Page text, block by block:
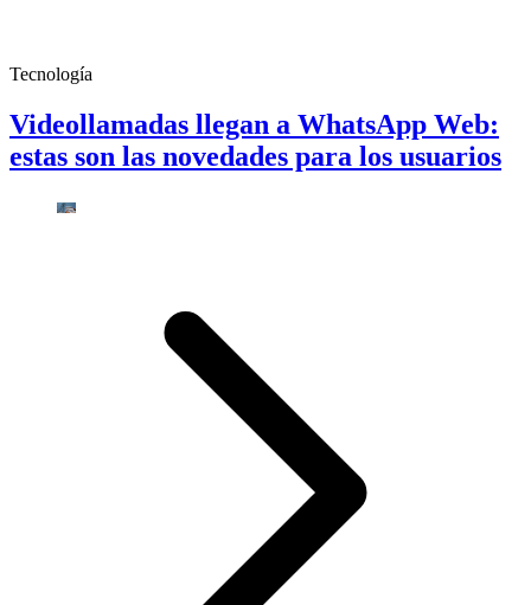
Tecnología
Videollamadas llegan a WhatsApp Web:
estas son las novedades para los usuarios